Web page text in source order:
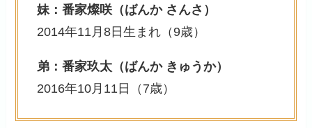
妹：番家燦咲（ばんか さんさ）
2014年11月8日生まれ（9歳）
弟：番家玖太（ばんか きゅうか）
2016年10月11日（7歳）